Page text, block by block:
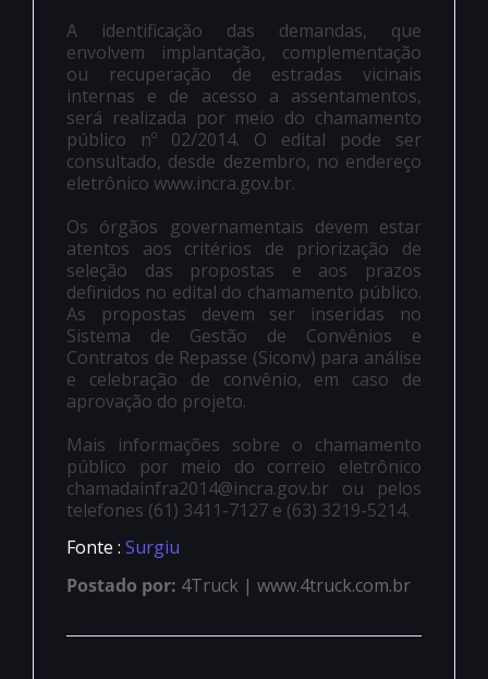
A identificação das demandas, que
envolvem implantação, complementação
ou recuperação de estradas vicinais
internas e de acesso a assentamentos,
será realizada por meio do chamamento
público nº 02/2014. O edital pode ser
consultado, desde dezembro, no endereço
eletrônico www.incra.gov.br.
Os órgãos governamentais devem estar
atentos aos critérios de priorização de
seleção das propostas e aos prazos
definidos no edital do chamamento público.
As propostas devem ser inseridas no
Sistema de Gestão de Convênios e
Contratos de Repasse (Siconv) para análise
e celebração de convênio, em caso de
aprovação do projeto.
Mais informações sobre o chamamento
público por meio do correio eletrônico
chamadainfra2014@incra.gov.br ou pelos
telefones (61) 3411-7127 e (63) 3219-5214.
Fonte : Surgiu
Postado por: 4Truck | www.4truck.com.br